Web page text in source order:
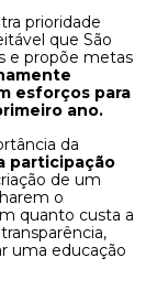
prioridade
que São
e propõe metas
esforços para
ano.
da
participação
de um
o
quanto custa a
uma educação